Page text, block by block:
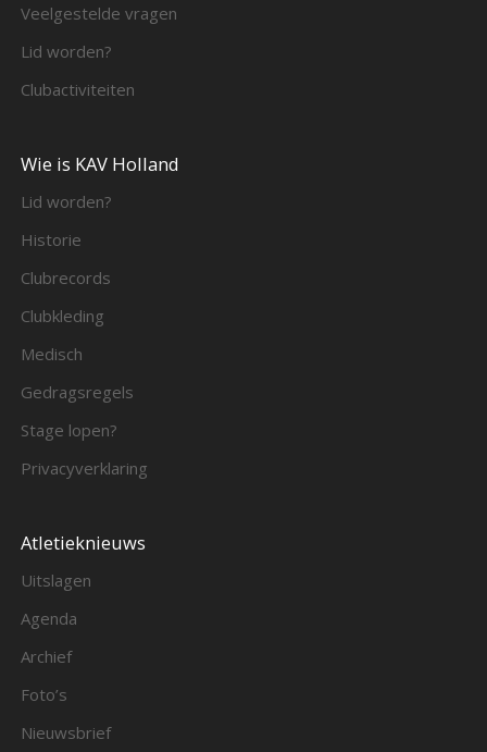
Veelgestelde vragen
Lid worden?
Clubactiviteiten
Wie is KAV Holland
Lid worden?
Historie
Clubrecords
Clubkleding
Medisch
Gedragsregels
Stage lopen?
Privacyverklaring
Atletieknieuws
Uitslagen
Agenda
Archief
Foto’s
Nieuwsbrief